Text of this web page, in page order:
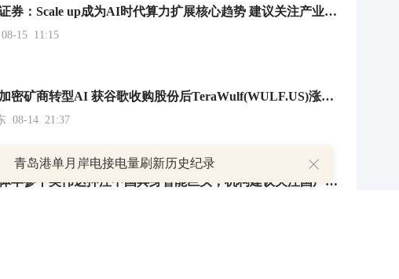
广发证券：Scale up成为AI时代算力扩展核心趋势 建议关注产业链核心受益标的
15 11:15
又一加密矿商转型AI 获谷歌收购股份后TeraWulf(WULF.US)涨超26%
08-14 21:37
半导体早参丨英伟达押注中国具身智能巨头，机构建议关注国产化设备及材料导入带来的市场潜力
青岛港单月岸电接电量刷新历史纪录